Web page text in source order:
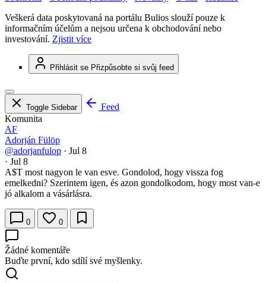
Veškerá data poskytovaná na portálu Bulios slouží pouze k
informačním účelům a nejsou určena k obchodování nebo
investování. Zjistit více
Přihlásit se Přizpůsobte si svůj feed
Toggle Sidebar
Feed
Komunita
AF
Adorján Fülöp
@adorjanfulop · Jul 8
· Jul 8
A$T most nagyon le van esve. Gondolod, hogy vissza fog
emelkedni? Szerintem igen, és azon gondolkodom, hogy most van-e
jó alkalom a vásárlásra.
0 0
Žádné komentáře
Buďte první, kdo sdílí své myšlenky.